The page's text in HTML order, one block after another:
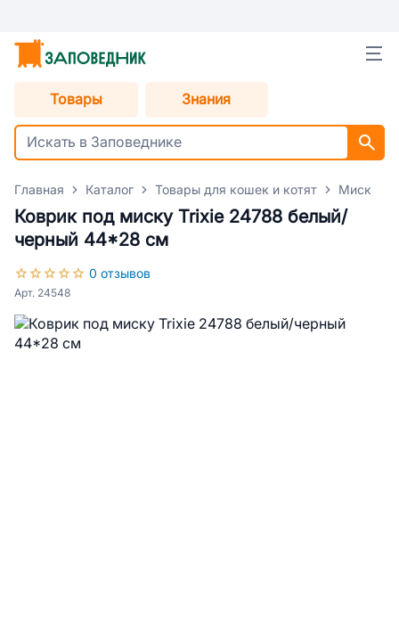
Товары Знания
Главная Каталог Товары для кошек и котят Миски
Коврик под миску Trixie 24788 белый/
черный 44*28 см
0 отзывов
Арт. 24548